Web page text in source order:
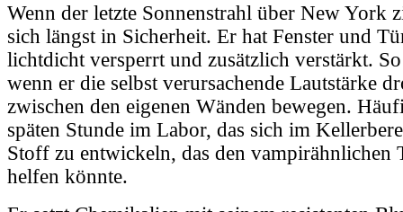
Wenn der letzte Sonnenstrahl über New York
sich längst in Sicherheit. Er hat Fenster und
lichtdicht versperrt und zusätzlich verstärkt.
wenn er die selbst verursachende Lautstärke
zwischen den eigenen Wänden bewegen.
späten Stunde im Labor, das sich im
Stoff zu entwickeln, das den vampirähnlichen
helfen könnte.